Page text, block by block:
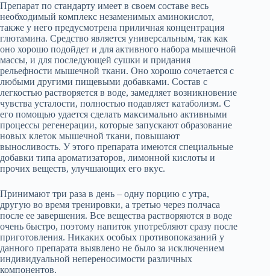
Препарат по стандарту имеет в своем составе весь
необходимый комплекс незаменимых аминокислот,
также у него предусмотрена приличная концентрация
глютамина. Средство является универсальным, так как
оно хорошо подойдет и для активного набора мышечной
массы, и для последующей сушки и придания
рельефности мышечной ткани. Оно хорошо сочетается с
любыми другими пищевыми добавками. Состав с
легкостью растворяется в воде, замедляет возникновение
чувства усталости, полностью подавляет катаболизм. С
его помощью удается сделать максимально активными
процессы регенерации, которые запускают образование
новых клеток мышечной ткани, повышают
выносливость. У этого препарата имеются специальные
добавки типа ароматизаторов, лимонной кислоты и
прочих веществ, улучшающих его вкус.
Принимают три раза в день – одну порцию с утра,
другую во время тренировки, а третью через полчаса
после ее завершения. Все вещества растворяются в воде
очень быстро, поэтому напиток употребляют сразу после
приготовления. Никаких особых противопоказаний у
данного препарата выявлено не было за исключением
индивидуальной непереносимости различных
компонентов.